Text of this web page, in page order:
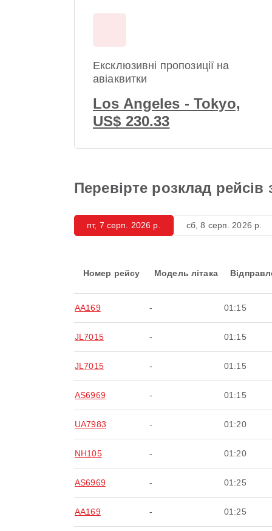
Ексклюзивні пропозиції на
авіаквитки
Los Angeles - Tokyo,
US$ 230.33
Перевірте розклад
пт, 7 серп. 2026 р. сб, 8 серп. 2026 р.
Номер рейсу Модель літака
AA169 - 01:15
JL7015 - 01:15
JL7015 - 01:15
AS6969 - 01:15
UA7983 - 01:20
NH105 - 01:20
AS6969 - 01:25
AA169 - 01:25